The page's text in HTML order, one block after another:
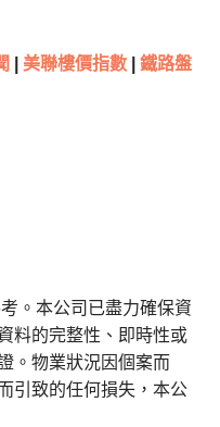
美聯樓價指數|
鐵路盤
。本公司已盡力確保資
料的完整性、即時性或
。物業狀況因個案而
引致的任何損失，本公